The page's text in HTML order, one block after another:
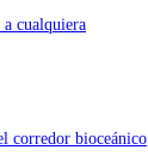
cualquiera
corredor bioceánico